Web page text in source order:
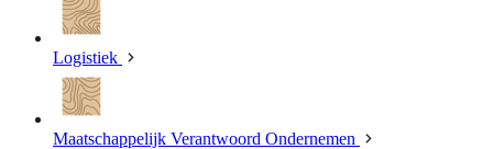
Logistiek
Maatschappelijk Verantwoord Ondernemen